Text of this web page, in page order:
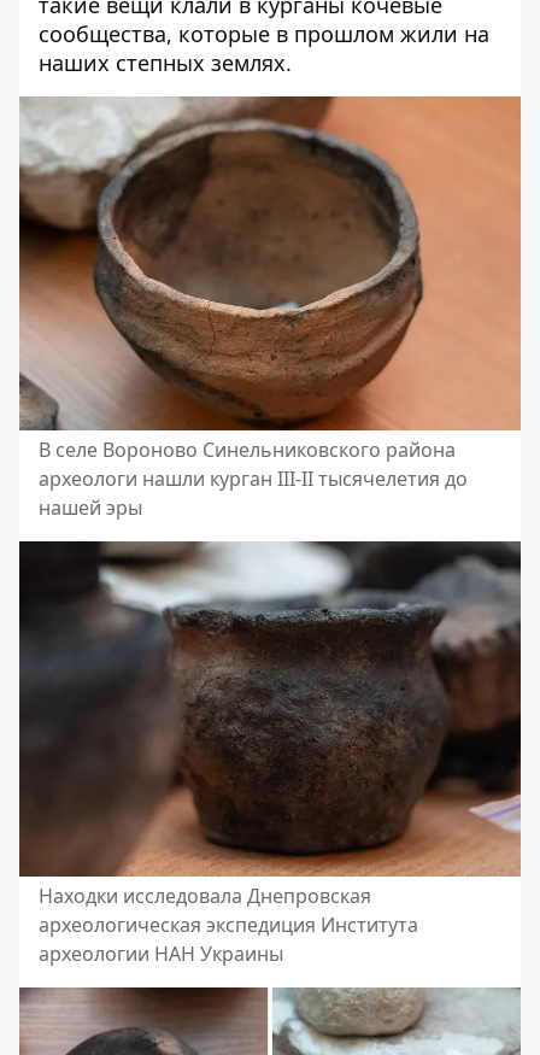
сообщества, которые в прошлом жили на
наших степных землях.
В селе Вороново Синельниковского района
археологи нашли курган III-II тысячелетия до
нашей эры
Находки исследовала Днепровская
археологическая экспедиция Института
археологии НАН Украины